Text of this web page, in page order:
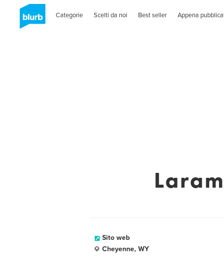
Categorie Scelti da noi Best seller Appena
Sito web
Cheyenne, WY